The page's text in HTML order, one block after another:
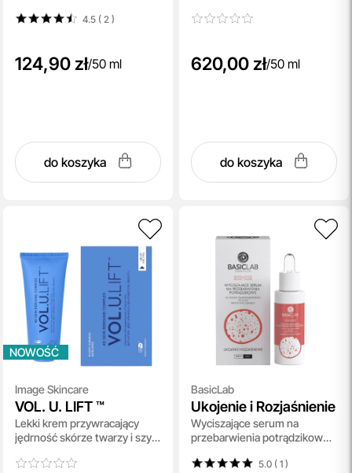
4.5 ( 2 )
124,90 zł/50 ml
do koszyka
620,00 zł/50 ml
do koszyka
NOWOŚĆ
Image Skincare
VOL. U. LIFT ™
Lekki krem przywracający
jędrność skórze twarzy i szyi
57 g
BasicLab
Ukojenie i Rozjaśnienie
Wyciszające serum na
przebarwienia potrądzikowe,
2% CICA, peptyd wyciszający
5.0 ( 1)